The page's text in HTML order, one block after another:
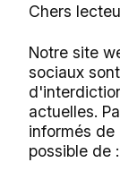
Chers
Notre site
sociaux
actuelles.
informés
possible de :